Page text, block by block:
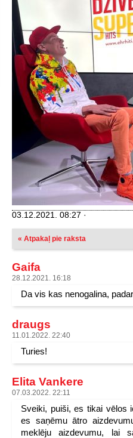
03.12.2021. 08:27 ·
« Atpakaļ pie raksta
Gaifa
28.12.2021. 16:18
Da vis kas nenogalina,
draugs
11.01.2022. 22:40
Turies!
Elita Vankere
07.03.2022. 22:11
Sveiki, puiši, es tikai vēlos
es saņēmu ātro
meklēju aizdevumu, lai